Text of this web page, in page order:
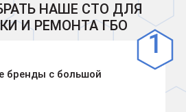
НАШЕ СТО ДЛЯ
И РЕМОНТА ГБО
бренды с большой